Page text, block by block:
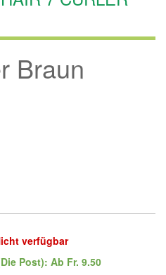
Braun
verfügbar
Post): Ab Fr. 9.50